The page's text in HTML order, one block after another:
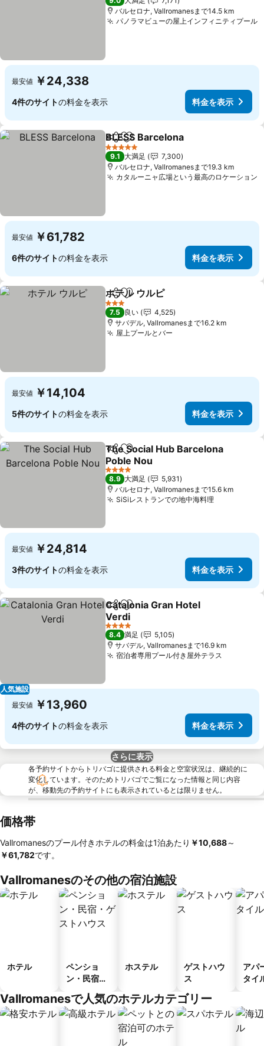
バルセロナ, Vallromanesまで14.5 km
パノラマビューの屋上インフィニティプール
最安値 ￥24,338
4件のサイトの料金を表示 料金を表示
シェアお気に入りに追加
BLESS Barcelona
5 ホテルのランク
9.1 大満足
7,300
バルセロナ, Vallromanesまで19.3 km
カタルーニャ広場という最高のロケーション
最安値 ￥61,782
6件のサイトの料金を表示 料金を表示
シェアお気に入りに追加
ホテル ウルピ
3 ホテルのランク
7.5 良い
4,525
サバデル, Vallromanesまで16.2 km
屋上プールとバー
最安値 ￥14,104
5件のサイトの料金を表示 料金を表示
シェアお気に入りに追加
The Social Hub Barcelona
Poble Nou
料金を表示
4 ホテルのランク
8.9 大満足
5,931
バルセロナ, Vallromanesまで15.6 km
SiSiレストランでの地中海料理料金を表示
最安値 ￥24,814
3件のサイトの料金を表示 料金を表示
人気施設
シェアお気に入りに追加
Catalonia Gran Hotel
Verdi
料金を表示
4 ホテルのランク
8.4 満足
5,105
サバデル, Vallromanesまで16.9 km
宿泊者専用プール付き屋外テラス
最安値 ￥13,960
4件のサイトの料金を表示 料金を表示
さらに表示
各予約サイトからトリバゴに提供される料金と空室状況は、継続的に
変化しています。そのためトリバゴでご覧になった情報と同じ内容
が、移動先の予約サイトにも表示されているとは限りません。
価格帯
Vallromanesのプール付きホテルの料金は1泊あたり ‎￥10,688～
￥61,782です。
Vallromanesのその他の宿泊施設
ホテル
ペンショ
ン・民宿・
ス
ホステル
ゲストハウ
ス
アパ
タイ
Vallromanesで人気のホテルカテゴリー